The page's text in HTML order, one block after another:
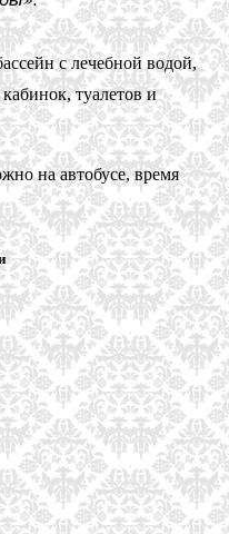
с лечебной водой,
туалетов и
на автобусе, время